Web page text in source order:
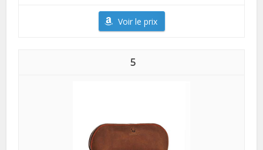
Voir le prix
5